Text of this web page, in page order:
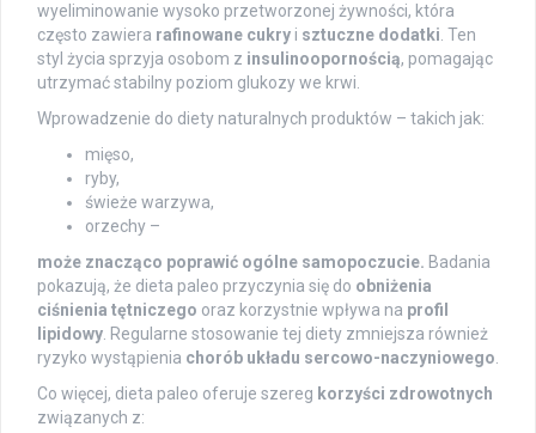
wyeliminowanie wysoko przetworzonej żywności, która
często zawiera rafinowane cukry i sztuczne dodatki. Ten
styl życia sprzyja osobom z insulinoopornością, pomagając
utrzymać stabilny poziom glukozy we krwi.
Wprowadzenie do diety naturalnych produktów – takich jak:
mięso,
ryby,
świeże warzywa,
orzechy –
może znacząco poprawić ogólne samopoczucie. Badania
pokazują, że dieta paleo przyczynia się do obniżenia
ciśnienia tętniczego oraz korzystnie wpływa na profil
lipidowy. Regularne stosowanie tej diety zmniejsza również
ryzyko wystąpienia chorób układu sercowo-naczyniowego.
Co więcej, dieta paleo oferuje szereg korzyści zdrowotnych
związanych z: